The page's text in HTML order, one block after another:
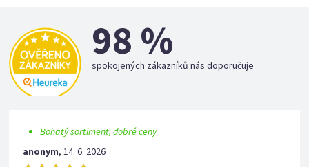
98 %
spokojených zákazníků nás doporučuje
Bohatý sortiment, dobré ceny
anonym,14. 6. 2026